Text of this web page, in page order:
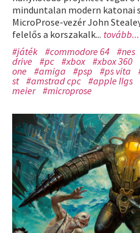
minduntalan modern
MicroProse-vezér John
felelős a korszakalk... tovább...
#játék #commodore 64 #nes
drive
#pc #xbox #xbox 360
one
#amiga #psp #ps vita
st #amstrad cpc #apple IIgs
meier #microprose